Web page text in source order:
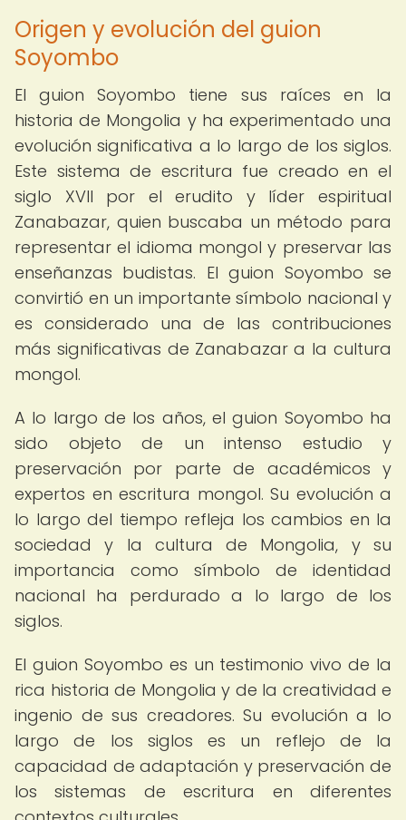
Origen y evolución del guion
Soyombo
El guion Soyombo tiene sus raíces en la
historia de Mongolia y ha experimentado una
evolución significativa a lo largo de los siglos.
Este sistema de escritura fue creado en el
siglo XVII por el erudito y líder espiritual
Zanabazar, quien buscaba un método para
representar el idioma mongol y preservar las
enseñanzas budistas. El guion Soyombo se
convirtió en un importante símbolo nacional y
es considerado una de las contribuciones
más significativas de Zanabazar a la cultura
mongol.
A lo largo de los años, el guion Soyombo ha
sido objeto de un intenso estudio y
preservación por parte de académicos y
expertos en escritura mongol. Su evolución a
lo largo del tiempo refleja los cambios en la
sociedad y la cultura de Mongolia, y su
importancia como símbolo de identidad
nacional ha perdurado a lo largo de los
siglos.
El guion Soyombo es un testimonio vivo de la
rica historia de Mongolia y de la creatividad e
ingenio de sus creadores. Su evolución a lo
largo de los siglos es un reflejo de la
capacidad de adaptación y preservación de
los sistemas de escritura en diferentes